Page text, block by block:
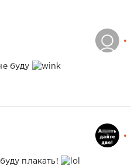
буду
плакать!